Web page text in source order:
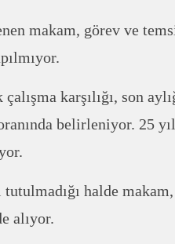
makam, görev ve
karşılığı, son
belirleniyor. 25
halde
alıyor.